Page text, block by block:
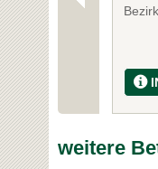
weitere